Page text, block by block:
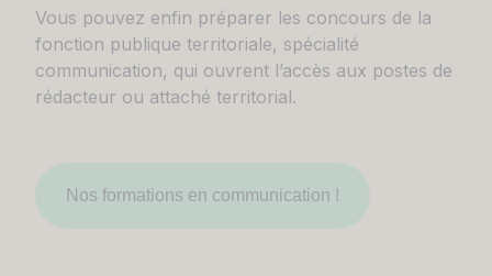
Vous pouvez enfin préparer les concours de la
fonction publique territoriale, spécialité
communication, qui ouvrent l’accès aux postes de
rédacteur ou attaché territorial.
Nos formations en communication !